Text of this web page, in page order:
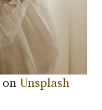
on Unsplash